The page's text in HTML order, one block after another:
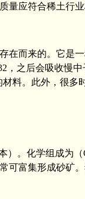
应符合稀土行
而来的。它是
，之后会吸收慢
材料。此外，很多
）。化学组成为
可富集形成砂矿